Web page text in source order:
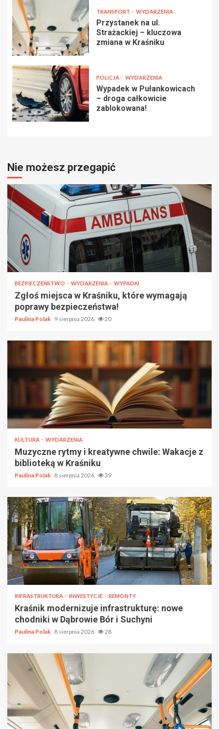
TRANSPORT WYDARZENIA
Przystanek na ul.
Strażackiej – kluczowa
zmiana w Kraśniku
POLICJA WYDARZENIA
Wypadek w Pułankowicach
– droga całkowicie
zablokowana!
Nie możesz przegapić
BEZPIECZEŃSTWO WYDARZENIA WYPADKI
Zgłoś miejsca w Kraśniku, które wymagają
poprawy bezpieczeństwa!
Paulina Polak 9 sierpnia 2026 20
KULTURA WYDARZENIA
Muzyczne rytmy i kreatywne chwile: Wakacje z
biblioteką w Kraśniku
Paulina Polak 8 sierpnia 2026 39
INFRASTRUKTURA INWESTYCJE REMONTY
Kraśnik modernizuje infrastrukturę: nowe
chodniki w Dąbrowie Bór i Suchyni
Paulina Polak 8 sierpnia 2026 28